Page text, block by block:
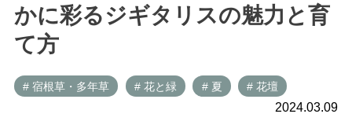
かに彩るジギタリスの魅力と育
て方
# 宿根草・多年草 # 花と緑 # 夏 # 花壇
2024.03.09